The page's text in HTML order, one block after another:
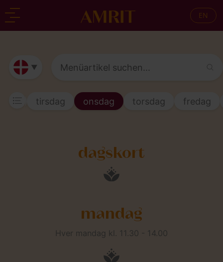
EN
▼
tirsdag onsdag torsdag fredag
dagskort
mandag
Hver mandag kl. 11.30 - 14.00